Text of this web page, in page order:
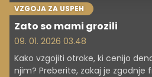
VZGOJA ZA USPEH
Zato so mami grozili
09. 01. 2026 03.48
Kako vzgojiti otroke, ki cenijo
njim? Preberite, zakaj je zgodnje